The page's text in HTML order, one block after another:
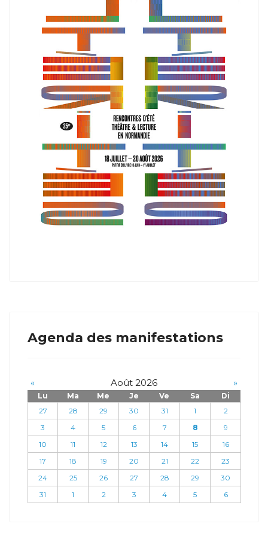
Agenda des manifestations
« Août 2026 »
Lu Ma Me Je Ve Sa
Di
27
28 29 30 31 1
2
3
4 5 6 7 8
9
10
11 12 13 14 15
16
17
18 19 20 21 22
23
24
25 26 27 28 29
30
31
1 2 3 4 5 6